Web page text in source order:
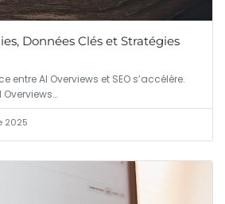
Données Clés et Stratégies
entre AI Overviews et SEO s’accélère.
2025